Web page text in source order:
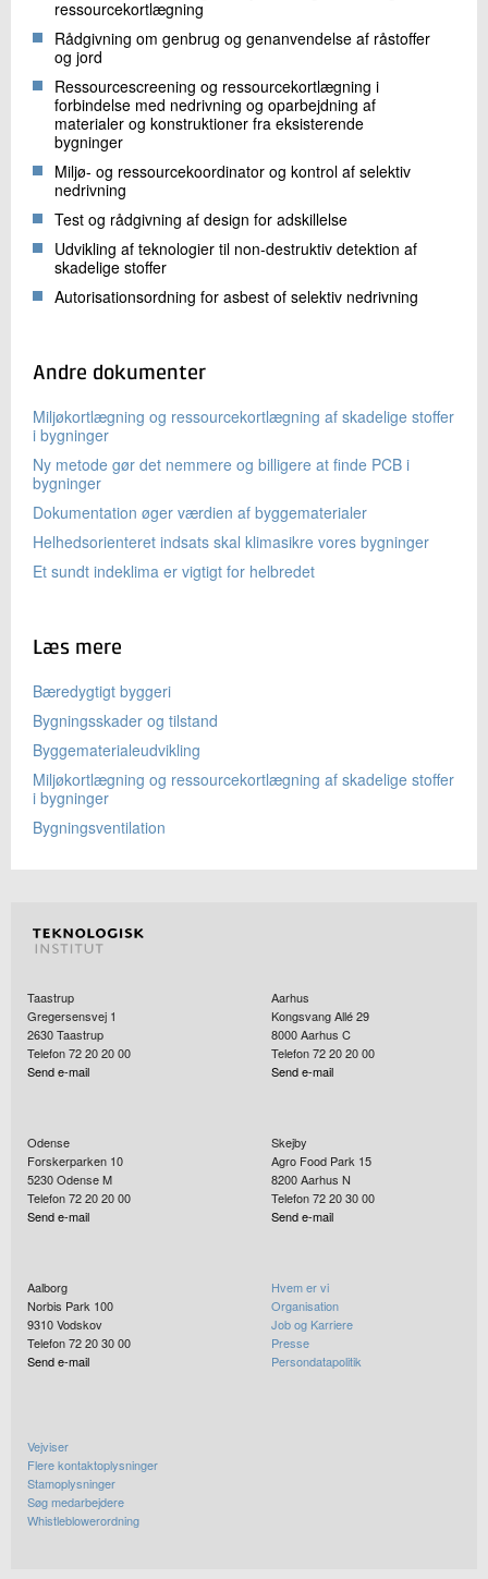
ressourcekortlægning
Rådgivning om genbrug og genanvendelse af råstoffer
og jord
Ressourcescreening og ressourcekortlægning i
forbindelse med nedrivning og oparbejdning af
materialer og konstruktioner fra eksisterende
bygninger
Miljø- og ressourcekoordinator og kontrol af selektiv
nedrivning
Test og rådgivning af design for adskillelse
Udvikling af teknologier til non-destruktiv detektion af
skadelige stoffer
Autorisationsordning for asbest of selektiv nedrivning
Andre dokumenter
Miljøkortlægning og ressourcekortlægning af skadelige stoffer
i bygninger
Ny metode gør det nemmere og billigere at finde PCB i
bygninger
Dokumentation øger værdien af byggematerialer
Helhedsorienteret indsats skal klimasikre vores bygninger
Et sundt indeklima er vigtigt for helbredet
Læs mere
Bæredygtigt byggeri
Bygningsskader og tilstand
Byggematerialeudvikling
Miljøkortlægning og ressourcekortlægning af skadelige stoffer
i bygninger
Bygningsventilation
Taastrup
Gregersensvej 1
2630Taastrup
Telefon 72 20 20 00
Send e-mail
Aarhus
Kongsvang Allé 29
8000Aarhus C
Telefon 72 20 20 00
Send e-mail
Odense
Forskerparken 10
5230Odense M
Telefon 72 20 20 00
Send e-mail
Skejby
Agro Food Park 15
8200Aarhus N
Telefon 72 20 30 00
Send e-mail
Aalborg
Norbis Park 100
9310Vodskov
Telefon 72 20 30 00
Send e-mail
Hvem er vi
Organisation
Job og Karriere
Presse
Persondatapolitik
Vejviser
Flere kontaktoplysninger
Stamoplysninger
Søg medarbejdere
Whistleblowerordning